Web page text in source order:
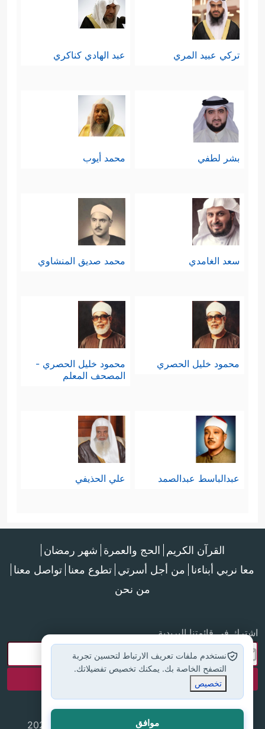
تركي عبيد المري عبد الهادي كناكري
بشر لطفي محمد أيوب
سعد الغامدي محمد صديق المنشاوي
محمود خليل الحصري
محمود خليل الحصري -
المصحف المعلم
عبدالباسط عبدالصمد علي الحذيفي
القرآن الكريم الحج والعمرة شهر رمضان
معا نربي أبناءنا من أجل أسرتي تطوع معنا تواصل معنا
من نحن
اشترك في قائمتنا البريدية
جميع الحقوق محفوظة لموقع إسلام أون لاين © 2025
نستخدم ملفات تعريف الارتباط لتحسين تجربة
التصفح الخاصة بك. يمكنك تخصيص تفضيلاتك.
تخصيص
موافق